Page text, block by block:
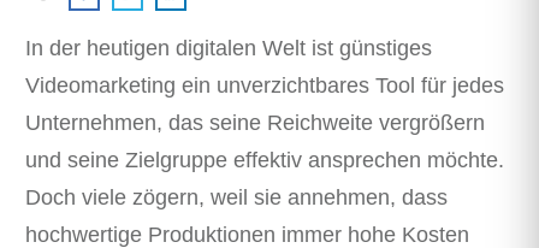
In der heutigen digitalen Welt ist günstiges
Videomarketing ein unverzichtbares Tool für jedes
Unternehmen, das seine Reichweite vergrößern
und seine Zielgruppe effektiv ansprechen möchte.
Doch viele zögern, weil sie annehmen, dass
hochwertige Produktionen immer hohe Kosten